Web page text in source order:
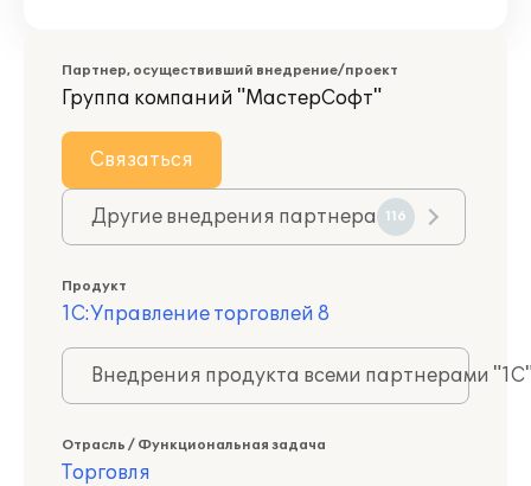
Партнер, осуществивший внедрение/проект
Группа компаний "МастерСофт"
Связаться
Другие внедрения партнера 116
Продукт
1С:Управление торговлей 8
Внедрения продукта всеми партнерами
Отрасль / Функциональная задача
Торговля